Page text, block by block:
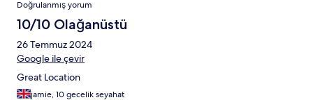
Doğrulanmış yorum
10/10 Olağanüstü
26 Temmuz 2024
Google ile çevir
Great Location
jamie, 10 gecelik seyahat